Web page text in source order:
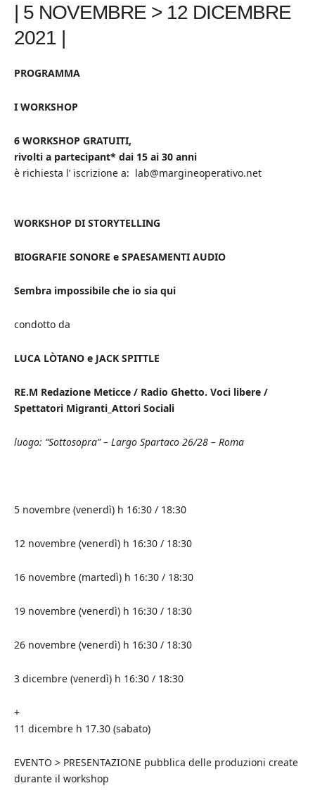
| 5 NOVEMBRE > 12 DICEMBRE
2021 |
PROGRAMMA
I WORKSHOP
6 WORKSHOP GRATUITI,
rivolti a partecipant* dai 15 ai 30 anni
è richiesta l’ iscrizione a: lab@margineoperativo.net
WORKSHOP DI STORYTELLING
BIOGRAFIE SONORE e SPAESAMENTI AUDIO
Sembra impossibile che io sia qui
condotto da
LUCA LÒTANO e JACK SPITTLE
RE.M Redazione Meticce / Radio Ghetto. Voci libere /
Spettatori Migranti_Attori Sociali
luogo: “Sottosopra” – Largo Spartaco 26/28 – Roma
5 novembre (venerdì) h 16:30 / 18:30
12 novembre (venerdì) h 16:30 / 18:30
16 novembre (martedì) h 16:30 / 18:30
19 novembre (venerdì) h 16:30 / 18:30
26 novembre (venerdì) h 16:30 / 18:30
3 dicembre (venerdì) h 16:30 / 18:30
+
11 dicembre h 17.30 (sabato)
EVENTO > PRESENTAZIONE pubblica delle produzioni create
durante il workshop